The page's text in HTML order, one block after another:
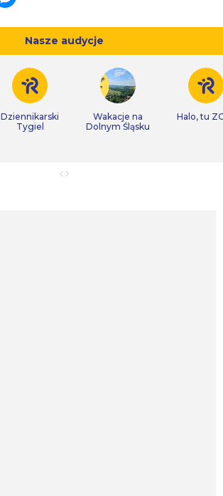
Nasze audycje
Dziennikarski
Tygiel
Wakacje na
Dolnym Śląsku
Halo, tu